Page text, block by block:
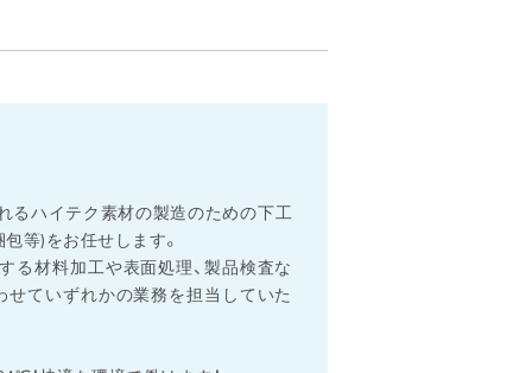
るハイテク素材の製造のための下工
包等)をお任せします。
る材料加工や表面処理、製品検査な
せていずれかの業務を担当していた